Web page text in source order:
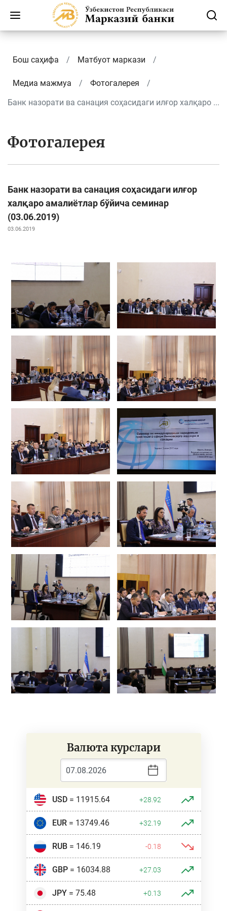
Бош саҳифа Матбуот маркази
Медиа мажмуа
Фотогалерея
Банк назорати ва санация соҳасидаги илғор халқаро ...
Фотогалерея
Банк назорати ва санация соҳасидаги илғор
халқаро амалиётлар бўйича семинар
(03.06.2019)
03.06.2019
Валюта курслари
USD= 11915.64 +28.92
EUR= 13749.46 +32.19
RUB= 146.19 -0.18
GBP= 16034.88 +27.03
JPY= 75.48 +0.13